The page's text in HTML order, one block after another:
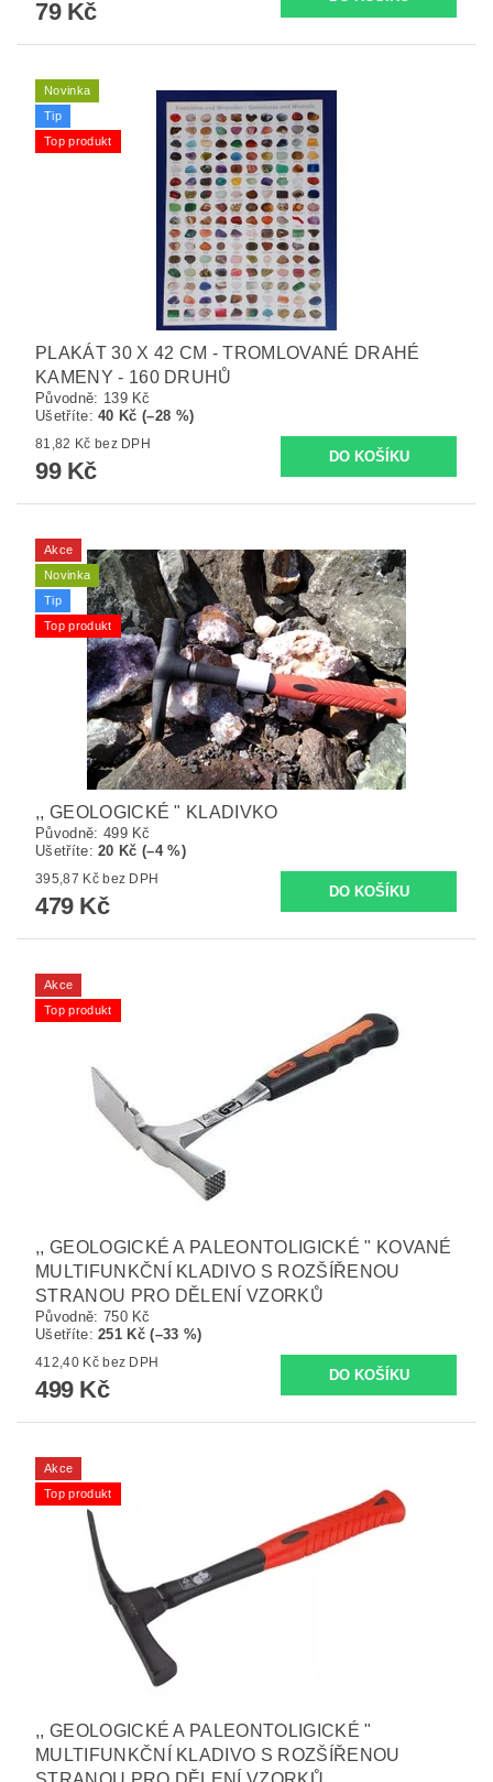
79 Kč
Novinka
Tip
Top produkt
PLAKÁT 30 X 42 CM - TROMLOVANÉ DRAHÉ
KAMENY - 160 DRUHŮ
Původně: 139 Kč
Ušetříte:40 Kč (–28 %)
81,82 Kč bez DPH
99 Kč
Akce
Novinka
Tip
Top produkt
,, GEOLOGICKÉ " KLADIVKO
Původně: 499 Kč
Ušetříte:20 Kč (–4 %)
395,87 Kč bez DPH
479 Kč
Akce
Top produkt
,, GEOLOGICKÉ A PALEONTOLIGICKÉ " KOVANÉ
MULTIFUNKČNÍ KLADIVO S ROZŠÍŘENOU
STRANOU PRO DĚLENÍ VZORKŮ
Původně: 750 Kč
Ušetříte:251 Kč (–33 %)
412,40 Kč bez DPH
499 Kč
Akce
Top produkt
,, GEOLOGICKÉ A PALEONTOLIGICKÉ "
MULTIFUNKČNÍ KLADIVO S ROZŠÍŘENOU